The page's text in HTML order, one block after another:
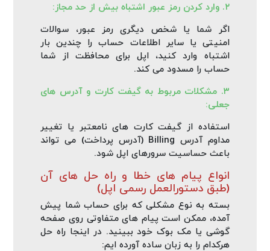
۲. وارد کردن رمز عبور اشتباه بیش از حد مجاز:
اگر شما یا شخص دیگری رمز عبور، سوالات
امنیتی یا سایر اطلاعات حساب را چندین بار
اشتباه وارد کنید، اپل برای محافظت از شما
حساب را مسدود می‌ کند.
۳. مشکلات مربوط به گیفت کارت و آدرس‌ های
جعلی:
استفاده از گیفت کارت‌ های نامعتبر یا تغییر
مداوم آدرس Billing (آدرس پرداخت) می‌ تواند
باعث حساسیت سرورهای اپل شود.
انواع پیام‌ های خطا و راه‌ حل‌ های آن‌
(طبق دستورالعمل رسمی اپل)
بسته به نوع مشکلی که برای حساب شما پیش
آمده، ممکن است پیام‌ های متفاوتی روی صفحه
گوشی یا مک‌ بوک خود ببینید. در اینجا راه‌ حل
هرکدام را به زبان ساده آورده‌ ایم: